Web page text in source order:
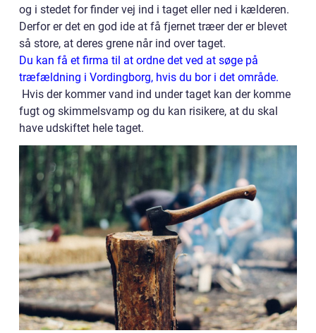
og i stedet for finder vej ind i taget eller ned i kælderen.
Derfor er det en god ide at få fjernet træer der er blevet
så store, at deres grene når ind over taget.
Du kan få et firma til at ordne det ved at søge på
træfældning i Vordingborg, hvis du bor i det område.
Hvis der kommer vand ind under taget kan der komme
fugt og skimmelsvamp og du kan risikere, at du skal
have udskiftet hele taget.